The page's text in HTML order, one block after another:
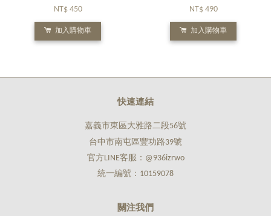
NT$ 450
加入購物車
NT$ 490
加入購物車
快速連結
嘉義市東區大雅路二段56號
台中市南屯區豐功路39號
官方LINE客服：@936izrwo
統一編號：10159078
關注我們